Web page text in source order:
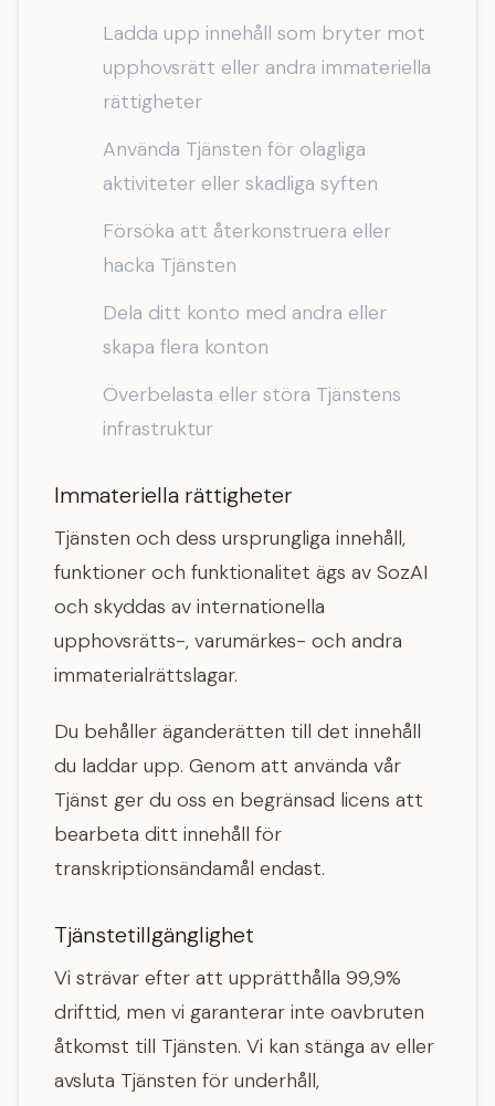
Ladda upp innehåll som bryter mot
upphovsrätt eller andra immateriella
rättigheter
Använda Tjänsten för olagliga
aktiviteter eller skadliga syften
Försöka att återkonstruera eller
hacka Tjänsten
Dela ditt konto med andra eller
skapa flera konton
Överbelasta eller störa Tjänstens
infrastruktur
Immateriella rättigheter
Tjänsten och dess ursprungliga innehåll,
funktioner och funktionalitet ägs av SozAI
och skyddas av internationella
upphovsrätts-, varumärkes- och andra
immaterialrättslagar.
Du behåller äganderätten till det innehåll
du laddar upp. Genom att använda vår
Tjänst ger du oss en begränsad licens att
bearbeta ditt innehåll för
transkriptionsändamål endast.
Tjänstetillgänglighet
Vi strävar efter att upprätthålla 99,9%
drifttid, men vi garanterar inte oavbruten
åtkomst till Tjänsten. Vi kan stänga av eller
avsluta Tjänsten för underhåll,